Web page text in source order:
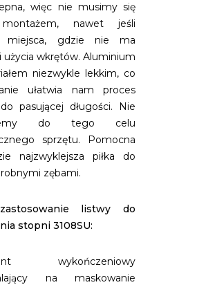
więc nie musimy się
nawet jeśli
miejsca, gdzie nie ma
użycia wkrętów. Aluminium
niezwykle lekkim, co
ułatwia nam proces
pasującej długości. Nie
do tego celu
sprzętu. Pomocna
najzwyklejsza piłka do
zębami.
listwy do
stopni 3108SU:
wykończeniowy
na maskowanie